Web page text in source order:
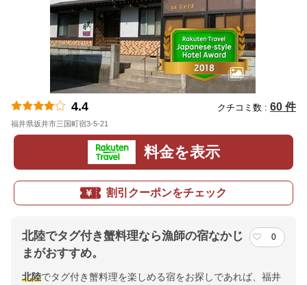
4.4 クチコミ数 : 60 件
福井県坂井市三国町宿3-5-21
料金を表示
割引クーポンをチェック
北陸でタグ付き蟹料理なら漁師の宿なかじ
まがおすすめ。
0
北陸でタグ付き蟹料理を楽しめる宿をお探しであれば、福井